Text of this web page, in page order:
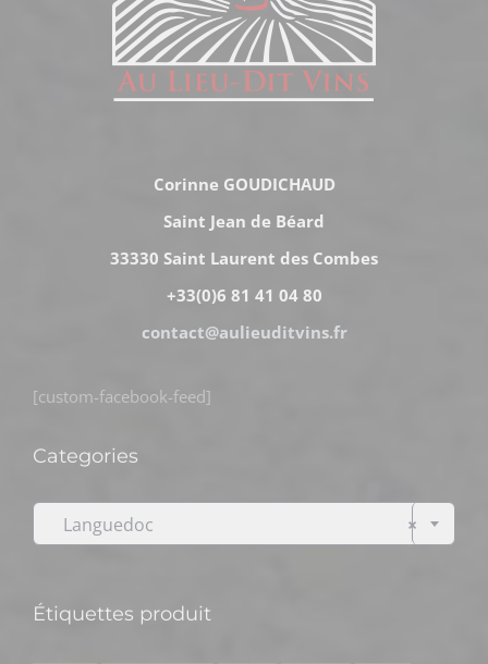
Corinne GOUDICHAUD
Saint Jean de Béard
33330 Saint Laurent des Combes
+33(0)6 81 41 04 80
contact@aulieuditvins.fr
[custom-facebook-feed]
Categories
×
Languedoc
Étiquettes produit